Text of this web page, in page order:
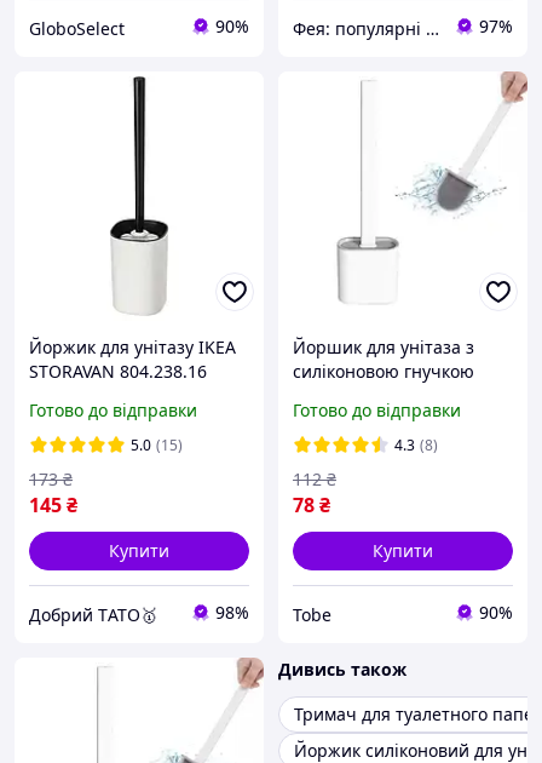
GloboSelect 90% Фея: популярні товари в інтернеті 97%
Йоржик для унітазу IKEA
STORAVAN 804.238.16
Готово до відправки
5.0 (15)
145₴
173 ₴
Купити
Добрий TАТО🥇 98%
Йоршик для унітаза з
силіконовою гнучкою
Лучшая цена
Готово до відправки
4.3 (8)
78₴
112 ₴
Купити
Tobe 90%
Дивись також
Тримач для туалетного
Йоржик силіконовий для